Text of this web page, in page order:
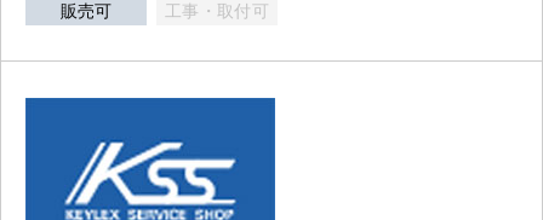
販売可 工事・取付可